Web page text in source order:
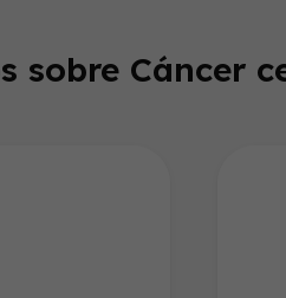
sobre Cáncer